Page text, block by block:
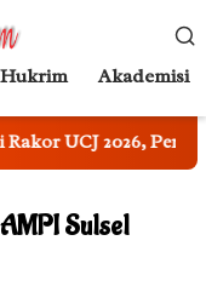
Hukrim Akademisi
Perkuat
Sulsel